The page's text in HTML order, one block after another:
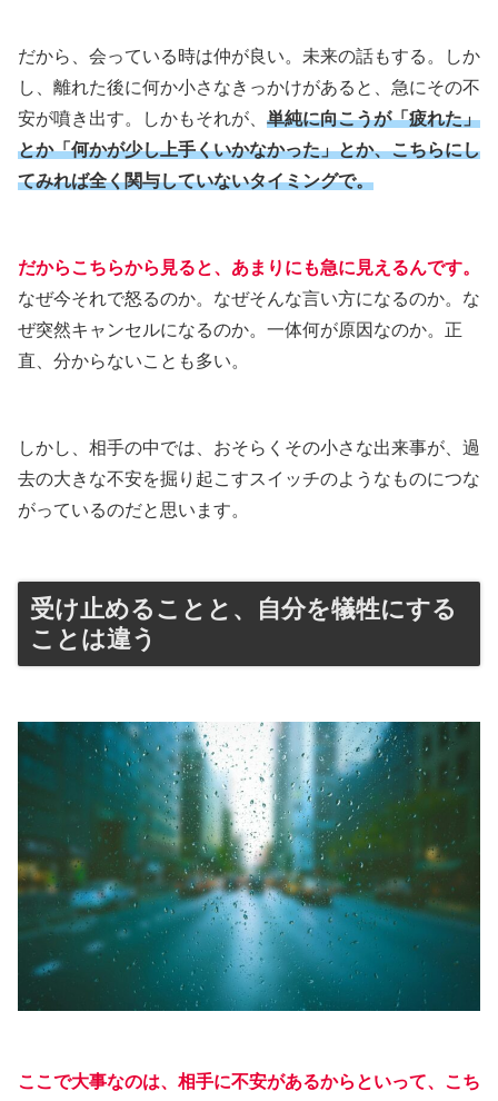
だから、会っている時は仲が良い。未来の話もする。しか
し、離れた後に何か小さなきっかけがあると、急にその不
安が噴き出す。しかもそれが、 単純に向こうが「疲れた」
とか「何かが少し上手くいかなかった」とか、こちらにし
てみれば全く関与していないタイミングで。
だからこちらから見ると、あまりにも急に見えるんです。
なぜ今それで怒るのか。なぜそんな言い方になるのか。な
ぜ突然キャンセルになるのか。一体何が原因なのか。正
直、分からないことも多い。
しかし、相手の中では、おそらくその小さな出来事が、過
去の大きな不安を掘り起こすスイッチのようなものにつな
がっているのだと思います。
受け止めることと、自分を犠牲にする
ことは違う
ここで大事なのは、相手に不安があるからといって、こち